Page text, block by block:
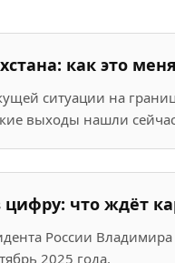
как это
ситуации на
выходы нашли
что ждёт
России
2025 года.